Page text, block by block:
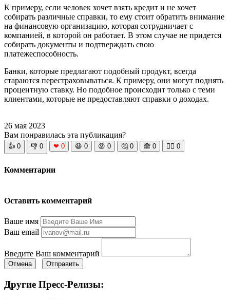
К примеру, если человек хочет взять кредит и не хочет
собирать различные справки, то ему стоит обратить внимание
на финансовую организацию, которая сотрудничает с
компанией, в которой он работает. В этом случае не придется
собирать документы и подтверждать свою
платежеспособность.
Банки, которые предлагают подобный продукт, всегда
стараются перестраховываться. К примеру, они могут поднять
процентную ставку. Но подобное происходит только с теми
клиентами, которые не предоставляют справки о доходах.
26 мая 2023
Вам понравилась эта публикация?
👍 0 👎 0 ❤ 0 😆 0 😡 0 🤔 0 🙈 0 🧘‍♀️ 0
Комментарии
Оставить комментарий
Ваше имя
Ваш email
Введите Ваш комментарий
Отмена Отправить
Другие Пресс-Релизы: